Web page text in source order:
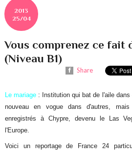
2013
25/04
Vous comprenez ce fait
(Niveau B1)
Share
Le mariage : Institution qui bat de l'aile
nouveau en vogue dans d'autres,
enregistrés à Chypre, devenu le Las
l'Europe.
Voici un reportage de France 24